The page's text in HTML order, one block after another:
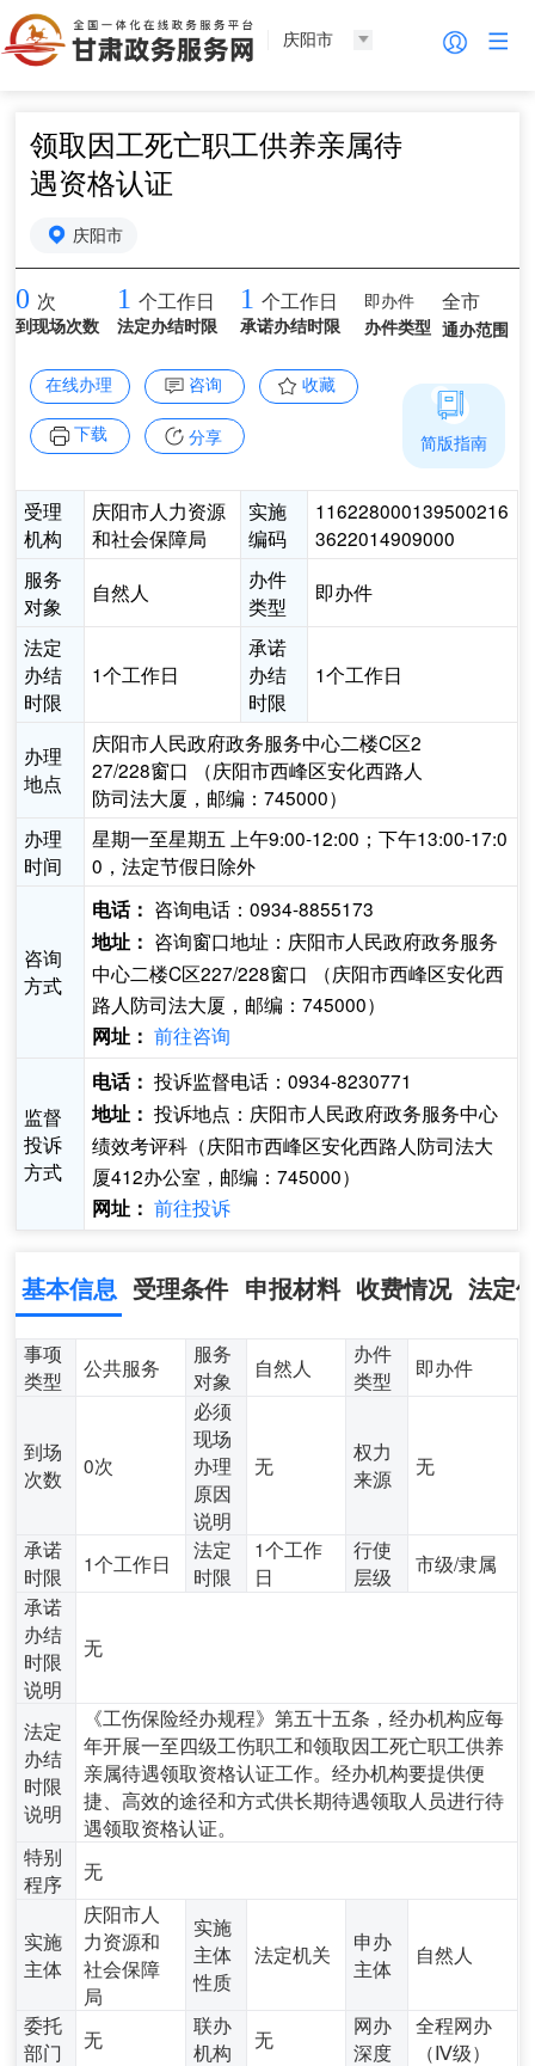
庆阳市
领取因工死亡职工供养亲属待
遇资格认证
庆阳市
0 次
到现场次数
1 个工作日
法定办结时限
1 个工作日
承诺办结时限
即办件
办件类型
全市
通办范围
在线办理 咨询 收藏
下载 分享
受理
机构
庆阳市人力资源
和社会保障局
实施
编码
116228000139500216
3622014909000
服务
对象
自然人
办件
类型
即办件
法定
办结
时限
1个工作日
承诺
办结
时限
1个工作日
办理
地点
庆阳市人民政府政务服务中心二楼C区2
27/228窗口 （庆阳市西峰区安化西路人
防司法大厦，邮编：745000）
办理
时间
星期一至星期五 上午9:00-12:00；下午13:00-17:0
0，法定节假日除外
咨询
方式
电话： 咨询电话：0934-8855173
地址： 咨询窗口地址：庆阳市人民政府政务服务
中心二楼C区227/228窗口 （庆阳市西峰区安化西
路人防司法大厦，邮编：745000）
网址： 前往咨询
监督
投诉
方式
电话： 投诉监督电话：0934-8230771
地址： 投诉地点：庆阳市人民政府政务服务中心
绩效考评科（庆阳市西峰区安化西路人防司法大
厦412办公室，邮编：745000）
网址： 前往投诉
简版指南
基本信息 受理条件 申报材料 收费情况 法定
事项
类型
公共服务
服务
对象
自然人
办件
类型
即办件
到场
次数
0次
必须
现场
办理
原因
说明
无
权力
来源
无
承诺
时限
1个工作日
法定
时限
1个工作
日
行使
层级
市级/隶属
承诺
办结
时限
说明
无
法定
办结
时限
说明
《工伤保险经办规程》第五十五条，经办机构应每
年开展一至四级工伤职工和领取因工死亡职工供养
亲属待遇领取资格认证工作。经办机构要提供便
捷、高效的途径和方式供长期待遇领取人员进行待
遇领取资格认证。
特别
程序
无
实施
主体
庆阳市人
力资源和
社会保障
局
实施
主体
性质
法定机关
申办
主体
自然人
委托
部门
无
联办
机构
无
网办
深度
全程网办
（Ⅳ级）